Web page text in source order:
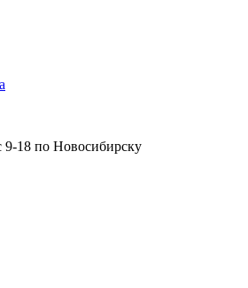
9-18 по Новосибирску